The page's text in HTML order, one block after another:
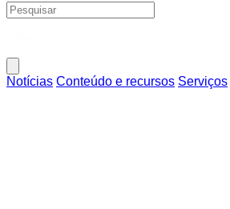
Notícias Conteúdo e recursos Serviços